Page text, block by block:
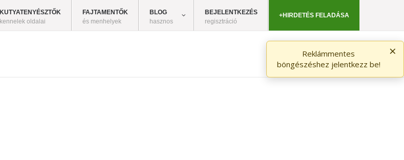
KUTYATENYÉSZTŐK
kennelek oldalai
FAJTAMENTŐK
és menhelyek
BLOG
hasznos
BEJELENTKEZÉS
regisztráció
+HIRDETÉS FELADÁSA
Reklámmentes
böngészéshez jelentkezz be!
×